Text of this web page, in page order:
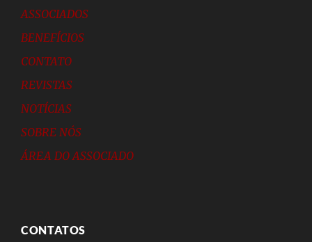
ASSOCIADOS
BENEFÍCIOS
CONTATO
REVISTAS
NOTÍCIAS
SOBRE NÓS
ÁREA DO ASSOCIADO
CONTATOS